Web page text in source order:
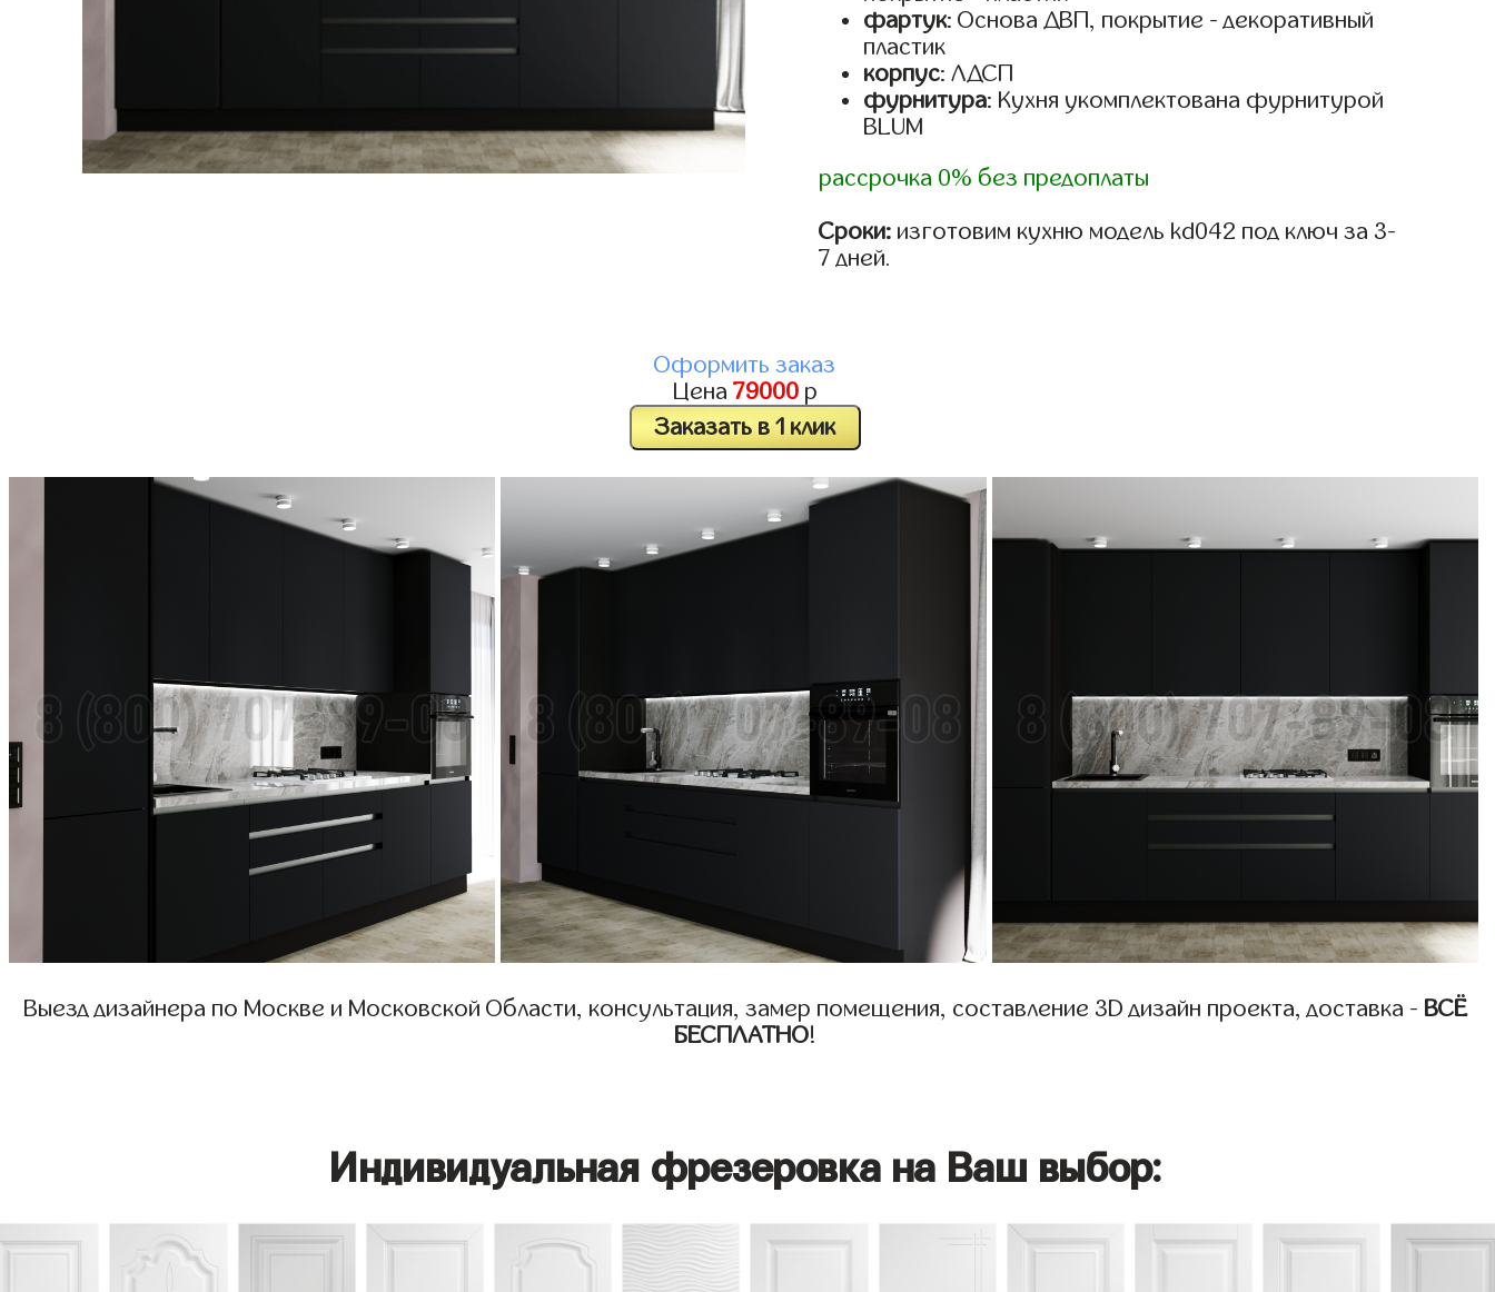
фартук: Основа ДВП, покрытие - декоративный
пластик
корпус: ЛДСП
фурнитура: Кухня укомплектована фурнитурой
BLUM
рассрочка 0% без предоплаты
Сроки: изготовим кухню модель kd042 под ключ за 3-
7 дней.
Оформить заказ
Цена 79000р
Заказать в 1 клик
Выезд дизайнера по Москве и Московской Области, консультация, замер помещения, составление 3D дизайн проекта, доставка - ВСЁ
БЕСПЛАТНО!
Индивидуальная фрезеровка на Ваш выбор: